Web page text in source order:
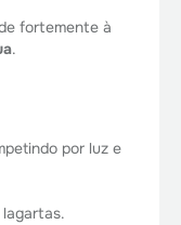
fortemente à
.
por luz e